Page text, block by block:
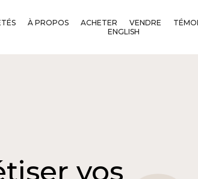
À PROPOS ACHETER VENDRE
ENGLISH
vos